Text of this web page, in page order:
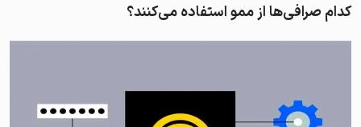
کدام صرافی‌ها از ممو استفاده می‌کنند؟